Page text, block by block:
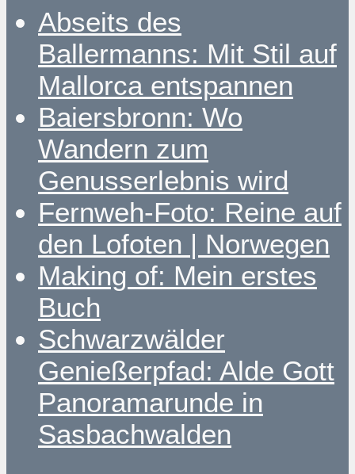
Abseits des
Ballermanns: Mit Stil auf
Mallorca entspannen
Baiersbronn: Wo
Wandern zum
Genusserlebnis wird
Fernweh-Foto: Reine auf
den Lofoten | Norwegen
Making of: Mein erstes
Buch
Schwarzwälder
Genießerpfad: Alde Gott
Panoramarunde in
Sasbachwalden